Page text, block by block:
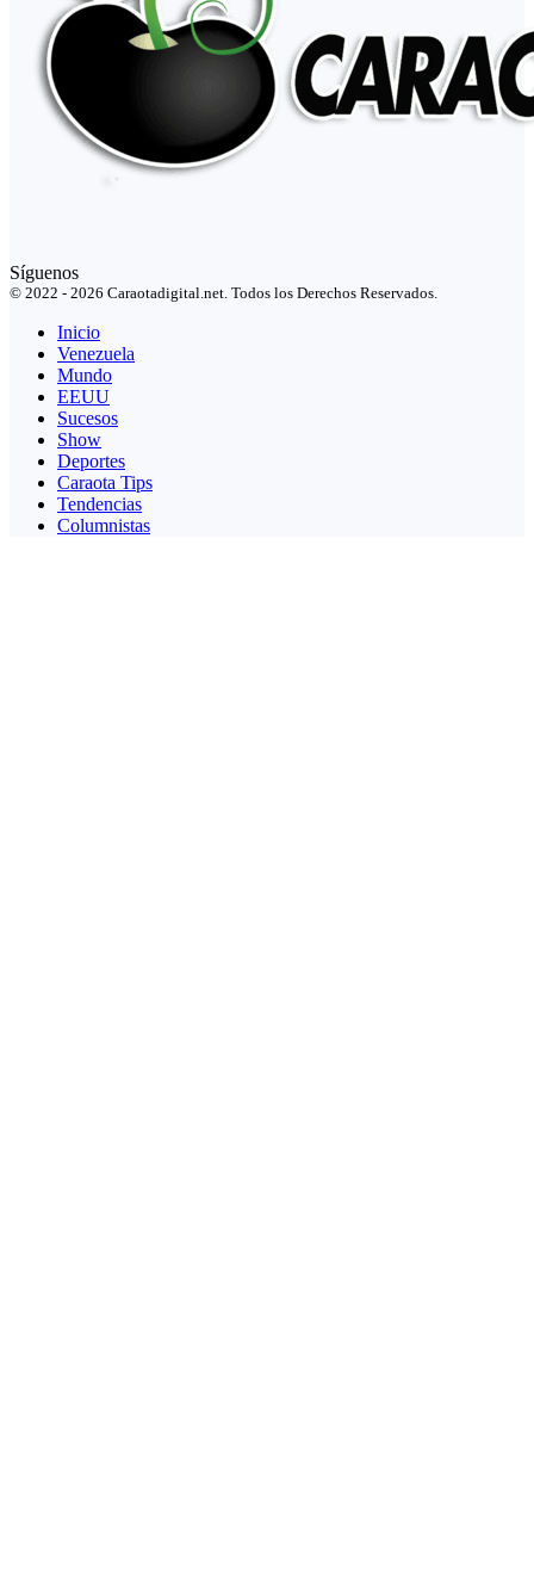
Síguenos
© 2022 - 2026 Caraotadigital.net. Todos los Derechos Reservados.
Inicio
Venezuela
Mundo
EEUU
Sucesos
Show
Deportes
Caraota Tips
Tendencias
Columnistas